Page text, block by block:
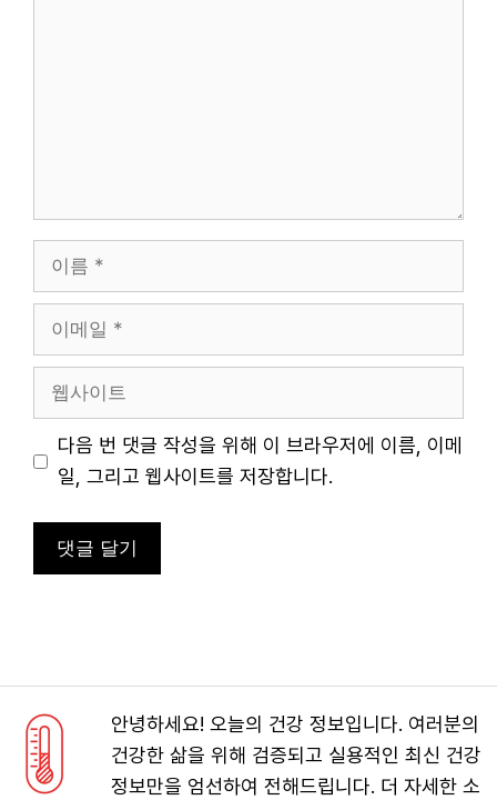
트
다음 번 댓글 작성을 위해 이 브라우저에 이름, 이메
일, 그리고 웹사이트를 저장합니다.
안녕하세요! 오늘의 건강 정보입니다. 여러분의
건강한 삶을 위해 검증되고 실용적인 최신 건강
정보만을 엄선하여 전해드립니다. 더 자세한 소